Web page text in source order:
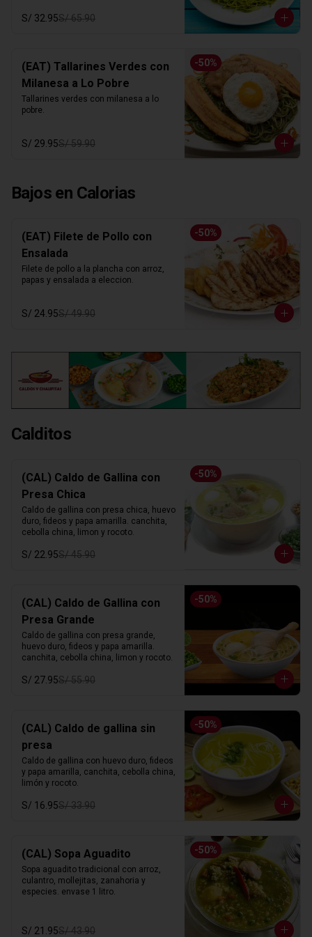
S/ 32.95S/ 65.90
-50%
(EAT) Tallarines Verdes con
Milanesa a Lo Pobre
Tallarines verdes con milanesa a lo
pobre.
S/ 29.95S/ 59.90
Bajos en Calorias
-50%
(EAT) Filete de Pollo con
Ensalada
Filete de pollo a la plancha con arroz,
papas y ensalada a eleccion.
S/ 24.95S/ 49.90
Calditos
-50%
(CAL) Caldo de Gallina con
Presa Chica
Caldo de gallina con presa chica, huevo
duro, fideos y papa amarilla. canchita,
cebolla china, limon y rocoto.
S/ 22.95S/ 45.90
-50%
(CAL) Caldo de Gallina con
Presa Grande
Caldo de gallina con presa grande,
huevo duro, fideos y papa amarilla.
canchita, cebolla china, limon y rocoto.
S/ 27.95S/ 55.90
-50%
(CAL) Caldo de gallina sin
presa
Caldo de gallina con huevo duro, fideos
y papa amarilla, canchita, cebolla china,
limón y rocoto.
S/ 16.95S/ 33.90
-50%
(CAL) Sopa Aguadito
Sopa aguadito tradicional con arroz,
culantro, mollejitas, zanahoria y
especies. envase 1 litro.
S/ 21.95S/ 43.90